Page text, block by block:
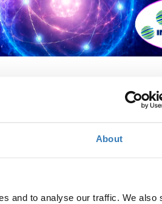
About
and to analyse our traffic. We also
Πότε;